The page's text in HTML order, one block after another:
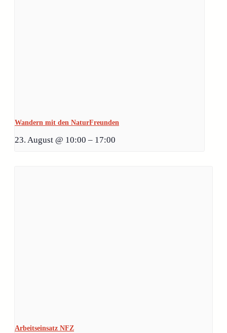
Wandern mit den NaturFreunden
23. August @ 10:00 – 17:00
Arbeitseinsatz NFZ